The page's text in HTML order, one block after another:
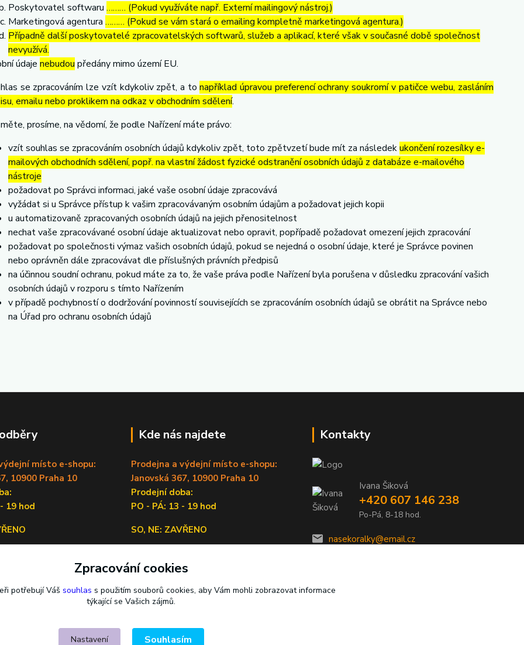
Poskytovatel softwaru ……… (Pokud využíváte např. Externí mailingový nástroj.)
Marketingová agentura ……… (Pokud se vám stará o emailing kompletně marketingová agentura.)
Případně další poskytovatelé zpracovatelských softwarů, služeb a aplikací, které však v současné době společnost
nevyužívá.
údaje nebudou předány mimo území EU.
se zpracováním lze vzít kdykoliv zpět, a tonapříklad úpravou preferencí ochrany soukromí v patičce webu, zasláním
emailu nebo proklikem na odkaz v obchodním sdělení.
prosíme, na vědomí, že podle Nařízení máte právo:
vzít souhlas se zpracováním osobních údajů kdykoliv zpět, toto zpětvzetí bude mít za následekukončení rozesílky e-
mailových obchodních sdělení, popř. na vlastní žádost fyzické odstranění osobních údajů z databáze e-mailového
nástroje
požadovat po Správci informaci, jaké vaše osobní údaje zpracovává
vyžádat si u Správce přístup k vašim zpracovávaným osobním údajům a požadovat jejich kopii
u automatizovaně zpracovaných osobních údajů na jejich přenositelnost
nechat vaše zpracovávané osobní údaje aktualizovat nebo opravit, popřípadě požadovat omezení jejich zpracování
požadovat po společnosti výmaz vašich osobních údajů, pokud se nejedná o osobní údaje, které je Správce povinen
nebo oprávněn dále zpracovávat dle příslušných právních předpisů
na účinnou soudní ochranu, pokud máte za to, že vaše práva podle Nařízení byla porušena v důsledku zpracování vašich
osobních údajů v rozporu s tímto Nařízením
v případě pochybností o dodržování povinností souvisejících se zpracováním osobních údajů se obrátit na Správce nebo
na Úřad pro ochranu osobních údajů
místo e-shopu:
10900 Praha 10
19 hod
Kde nás najdete
Prodejna a výdejní místo e-shopu:
Janovská 367, 10900 Praha 10
Prodejní doba:
PO - PÁ: 13 - 19 hod
SO, NE: ZAVŘENO
Lečkova 1519/9, 14900 Praha 4
Kontakty
Ivana Šiková
+420 607 146 238
Po-Pá, 8-18 hod.
nasekoralky@email.cz
Zpracování cookies
potřebují Váš souhlas s použitím souborů cookies, aby Vám mohli zobrazovat informace
týkající se Vašich zájmů.
Nastavení Souhlasím